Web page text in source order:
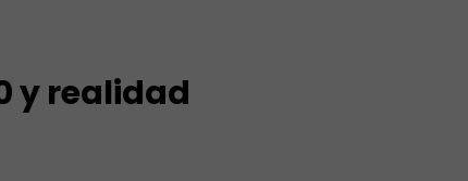
y realidad